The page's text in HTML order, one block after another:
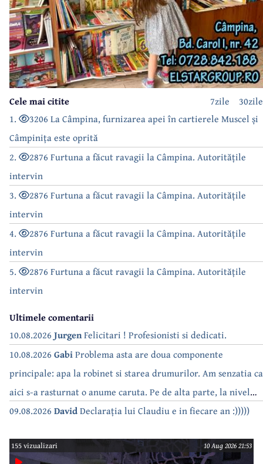
30zile
7zile
Cele mai citite
1.
3206 La Câmpina, furnizarea apei în cartierele Muscel și
Câmpinița este oprită
2.
2876 Furtuna a făcut ravagii la Câmpina. Autoritățile
intervin
3.
2876 Furtuna a făcut ravagii la Câmpina. Autoritățile
intervin
4.
2876 Furtuna a făcut ravagii la Câmpina. Autoritățile
intervin
5.
2876 Furtuna a făcut ravagii la Câmpina. Autoritățile
intervin
Ultimele comentarii
10.08.2026 JurgenFelicitari ! Profesionisti si dedicati.
10.08.2026 GabiProblema asta are doua componente
principale: apa la robinet si starea drumurilor. Am senzatia ca
aici s-a rasturnat o anume caruta. Pe de alta parte, la nivel
national, serialul asta deja a difuzat episoadele 'fara apa' si
09.08.2026 DavidDeclarația lui Claudiu e in fiecare an :)))))
155 vizualizari 10 Aug 2026 21:53